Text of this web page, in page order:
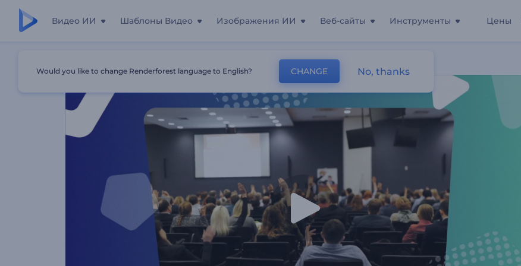
Видео ИИ Шаблоны Видео Изображения ИИ Веб-сайты Инструменты Цены
Проморолик Для Курсов По Бизнес-Управлению
Would you like to change Renderforest language to English? CHANGE No, thanks